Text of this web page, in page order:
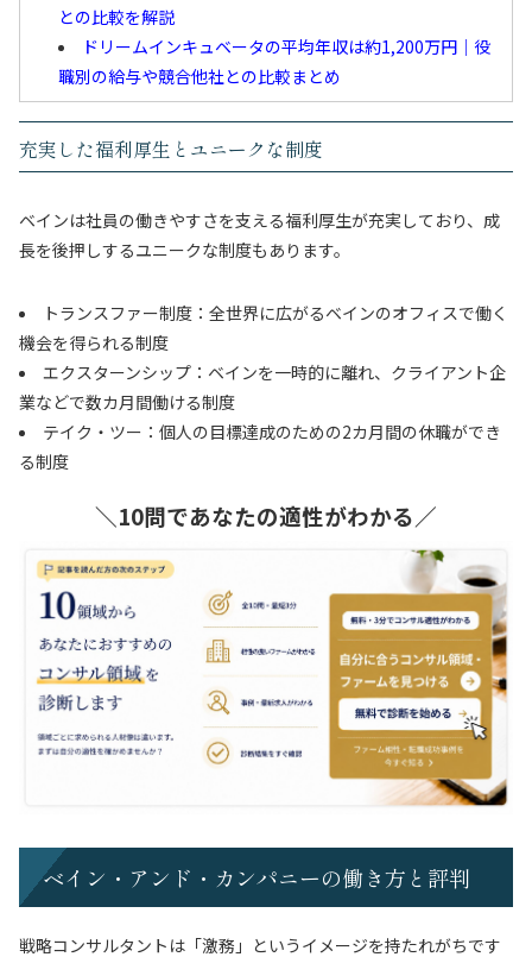
との比較を解説
ドリームインキュベータの平均年収は約1,200万円｜役
職別の給与や競合他社との比較まとめ
充実した福利厚生とユニークな制度
ベインは社員の働きやすさを支える福利厚生が充実しており、成
長を後押しするユニークな制度もあります。
トランスファー制度：全世界に広がるベインのオフィスで働く
機会を得られる制度
エクスターンシップ：ベインを一時的に離れ、クライアント企
業などで数カ月間働ける制度
テイク・ツー：個人の目標達成のための2カ月間の休職ができ
る制度
＼10問であなたの適性がわかる／
ベイン・アンド・カンパニーの働き方と評判
戦略コンサルタントは「激務」というイメージを持たれがちです